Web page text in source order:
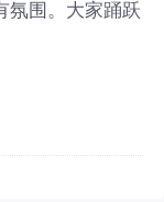
氛围。大家踊跃